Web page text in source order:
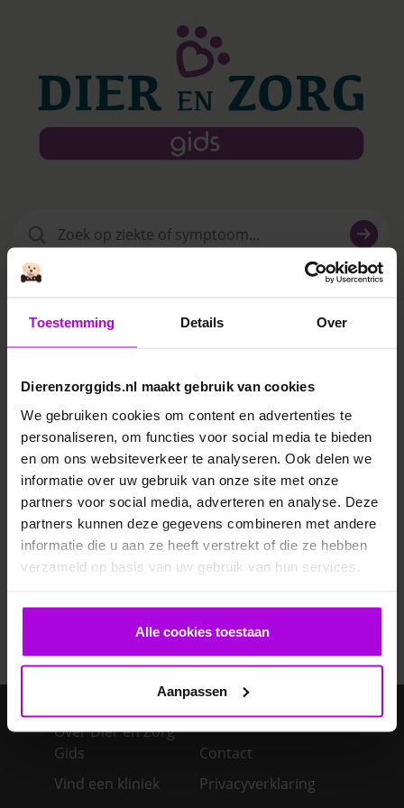
Toestemming Details Over
Dierenzorggids.nl maakt gebruik van cookies
We gebruiken cookies om content en advertenties te
personaliseren, om functies voor social media te bieden
en om ons websiteverkeer te analyseren. Ook delen we
informatie over uw gebruik van onze site met onze
partners voor social media, adverteren en analyse. Deze
partners kunnen deze gegevens combineren met andere
informatie die u aan ze heeft verstrekt of die ze hebben
verzameld op basis van uw gebruik van hun services.
Alle cookies toestaan
Aanpassen
naar:
Dierenkliniek Kwint
Veelgestelde vragen
Ontwormen pup
Bloedonderzoek bij hond en kat
Je cavia verzorgen
Een konijn in huis – advies over de verzorging
Over Dier en Zorg
Gids
Contact
Vind een kliniek
Privacyverklaring